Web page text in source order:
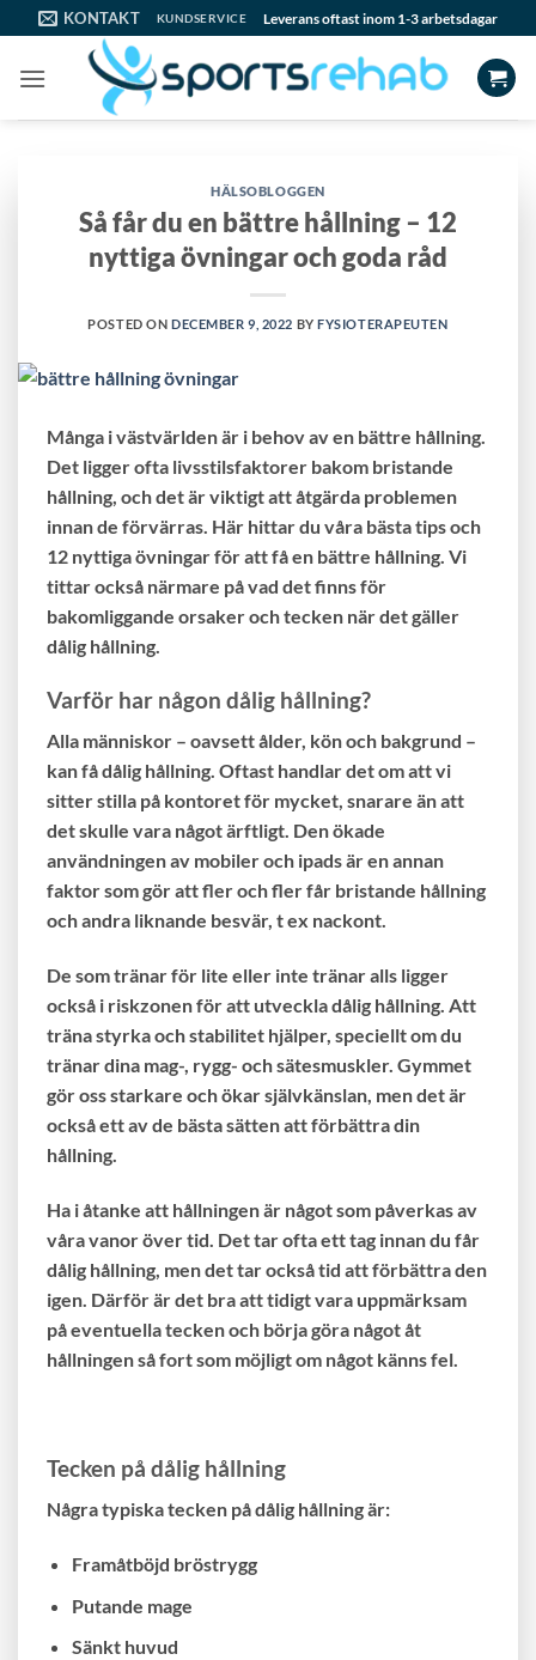
to
content
KONTAKT KUNDSERVICE Leverans oftast inom 1-3 arbetsdagar
HÄLSOBLOGGEN
Så får du en bättre hållning – 12
nyttiga övningar och goda råd
POSTED ON DECEMBER 9, 2022 BYFYSIOTERAPEUTEN
Många i västvärlden är i behov av en bättre hållning.
Det ligger ofta livsstilsfaktorer bakom bristande
hållning, och det är viktigt att åtgärda problemen
innan de förvärras. Här hittar du våra bästa tips och
12 nyttiga övningar för att få en bättre hållning. Vi
tittar också närmare på vad det finns för
bakomliggande orsaker och tecken när det gäller
dålig hållning.
Varför har någon dålig hållning?
Alla människor – oavsett ålder, kön och bakgrund –
kan få dålig hållning. Oftast handlar det om att vi
sitter stilla på kontoret för mycket, snarare än att
det skulle vara något ärftligt. Den ökade
användningen av mobiler och ipads är en annan
faktor som gör att fler och fler får bristande hållning
och andra liknande besvär, t ex nackont.
De som tränar för lite eller inte tränar alls ligger
också i riskzonen för att utveckla dålig hållning. Att
träna styrka och stabilitet hjälper, speciellt om du
tränar dina mag-, rygg- och sätesmuskler. Gymmet
gör oss starkare och ökar självkänslan, men det är
också ett av de bästa sätten att förbättra din
hållning.
Ha i åtanke att hållningen är något som påverkas av
våra vanor över tid. Det tar ofta ett tag innan du får
dålig hållning, men det tar också tid att förbättra den
igen. Därför är det bra att tidigt vara uppmärksam
på eventuella tecken och börja göra något åt
hållningen så fort som möjligt om något känns fel.
Tecken på dålig hållning
Några typiska tecken på dålig hållning är:
Framåtböjd bröstrygg
Putande mage
Sänkt huvud